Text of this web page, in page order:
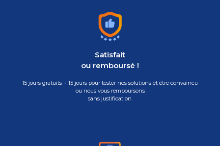
Satisfait
ou remboursé !
15 jours gratuits + 15 jours pour tester nos solutions et être convaincu
ou nous vous remboursons
sans justification.